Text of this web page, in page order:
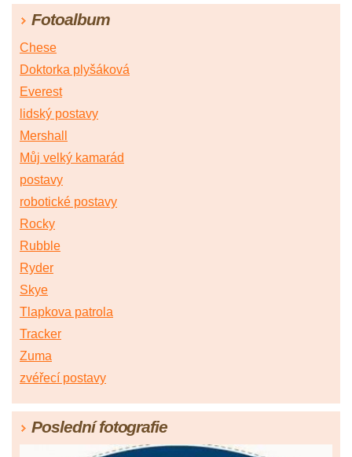
Fotoalbum
Chese
Doktorka plyšáková
Everest
lidský postavy
Mershall
Můj velký kamarád
postavy
robotické postavy
Rocky
Rubble
Ryder
Skye
Tlapkova patrola
Tracker
Zuma
zvéřecí postavy
Poslední fotografie